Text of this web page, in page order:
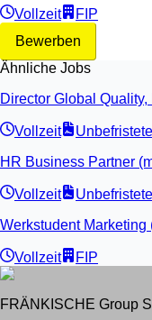
Vollzeit
FIP
Bewerben
Ähnliche Jobs
Director Global
Vollzeit
HR Business Partner
Vollzeit
Werkstudent Marketing
Vollzeit FIP
FRÄNKISCHE Group